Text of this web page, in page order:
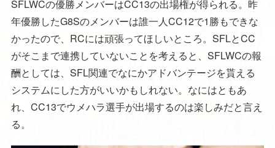
SFLWCの優勝メンバーはCC13の出場権が得られる。昨
年優勝したG8Sのメンバーは誰一人CC12で1勝もできな
かったので、RCには頑張ってほしいところ。SFLとCC
がそこまで連携していないことを考えると、SFLWCの報
酬としては、SFL関連でなにかアドバンテージを貰える
システムにした方がいいかもしれない。なにはともあ
れ、CC13でウメハラ選手が出場するのは楽しみだと言え
る。